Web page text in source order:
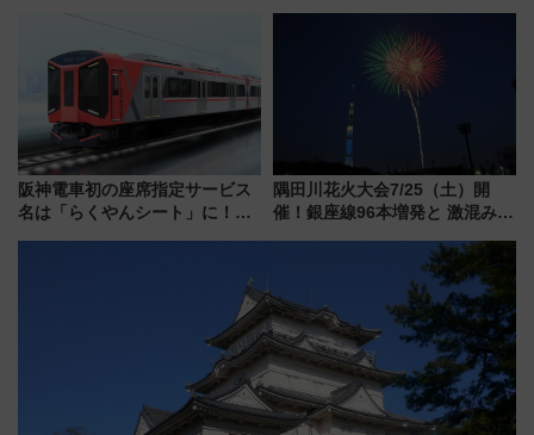
治体は？ 2026年は対象のエリア
阪神電車初の座席指定サービス
名は「らくやんシート」に！新
隅田川花火大会7/25（土）開
催！銀座線96本増発と 激混みの
アクセス攻略法、2万発の花火が